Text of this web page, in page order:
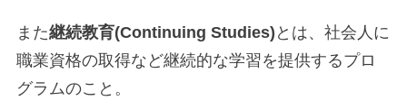
また継続教育(Continuing Studies) とは、社会人に
職業資格の取得など継続的な学習を提供するプロ
グラムのこと。